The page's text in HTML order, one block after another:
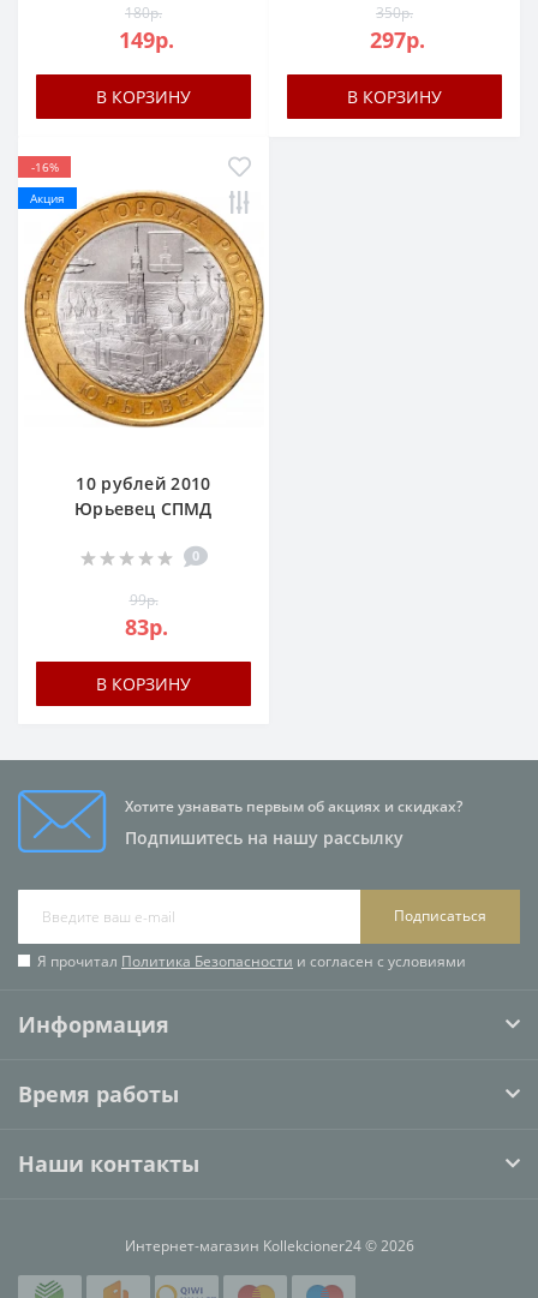
180р.
149р.
В КОРЗИНУ
350р.
297р.
В КОРЗИНУ
-16%
Акция
10 рублей 2010
Юрьевец СПМД
0
99р.
83р.
В КОРЗИНУ
Хотите узнавать первым об акциях и скидках?
Подпишитесь на нашу рассылку
Подписаться
Я прочитал Политика Безопасности и согласен с условиями
Информация
Время работы
Наши контакты
Интернет-магазин Kollekcioner24 © 2026